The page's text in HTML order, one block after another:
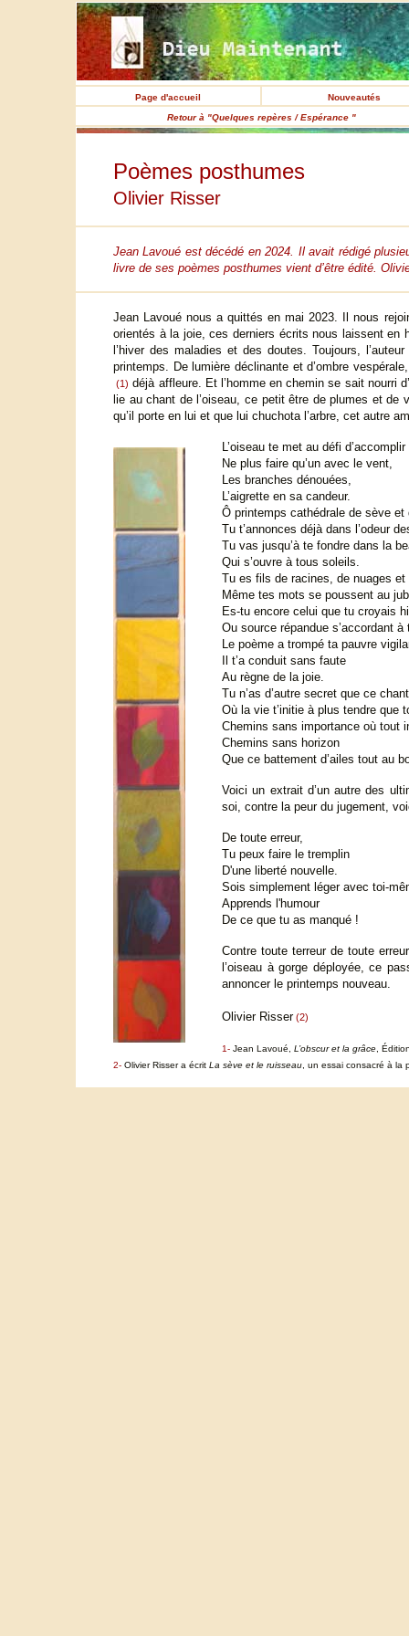
Page d'accueil
Nouveautés
Retour à "Quelques repères / Espérance "
Poèmes posthumes
Olivier Risser
Jean Lavoué est décédé en 2024. Il avait rédigé
livre de ses poèmes posthumes vient d’être édité.
Jean Lavoué nous a quittés en mai 2023. Il nous
orientés à la joie, ces derniers écrits nous laissent en
l’hiver des maladies et des doutes. Toujours,
printemps. De lumière déclinante et d’ombre
(1) déjà affleure. Et l’homme en chemin se sait nourri
lie au chant de l’oiseau, ce petit être de plumes et
qu’il porte en lui et que lui chuchota l’arbre, cet autre
L’oiseau te met au défi
Ne plus faire qu’un avec le vent,
Les branches dénouées,
L’aigrette en sa candeur.
Ô printemps cathédrale de sève et
Tu t’annonces déjà dans l’odeur
Tu vas jusqu’à te fondre dans la
Qui s’ouvre à tous soleils.
Tu es fils de racines, de nuages
Même tes mots se poussent au
Es-tu encore celui que tu croyais
Ou source répandue s’accordant à
Le poème a trompé ta pauvre
Il t’a conduit sans faute
Au règne de la joie.
Tu n’as d’autre secret que ce
Où la vie t’initie à plus tendre que
Chemins sans importance où tout
Chemins sans horizon
Que ce battement d’ailes tout au
Voici un extrait d’un autre des
soi, contre la peur du jugement,
De toute erreur,
Tu peux faire le tremplin
D'une liberté nouvelle.
Sois simplement léger avec toi-
Apprends l'humour
De ce que tu as manqué !
Contre toute terreur de toute
l’oiseau à gorge déployée, ce
annoncer le printemps nouveau.
Olivier Risser(2)
1- Jean Lavoué, L’obscur et la grâce ,
2- Olivier Risser a écrit La sève et le ruisseau , un essai consacré à